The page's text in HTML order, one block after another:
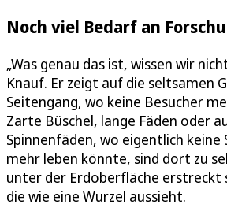
Noch viel Bedarf an
„Was genau das ist, wissen wir
Knauf. Er zeigt auf die seltsamen
Seitengang, wo keine Besucher
Zarte Büschel, lange Fäden oder
Spinnenfäden, wo eigentlich keine
mehr leben könnte, sind dort zu
unter der Erdoberfläche erstreckt
die wie eine Wurzel aussieht.